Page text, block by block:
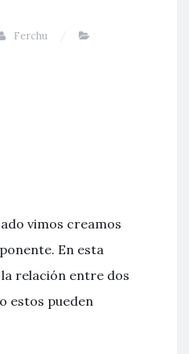
Ferchu
vimos creamos
En esta
relación entre dos
estos pueden